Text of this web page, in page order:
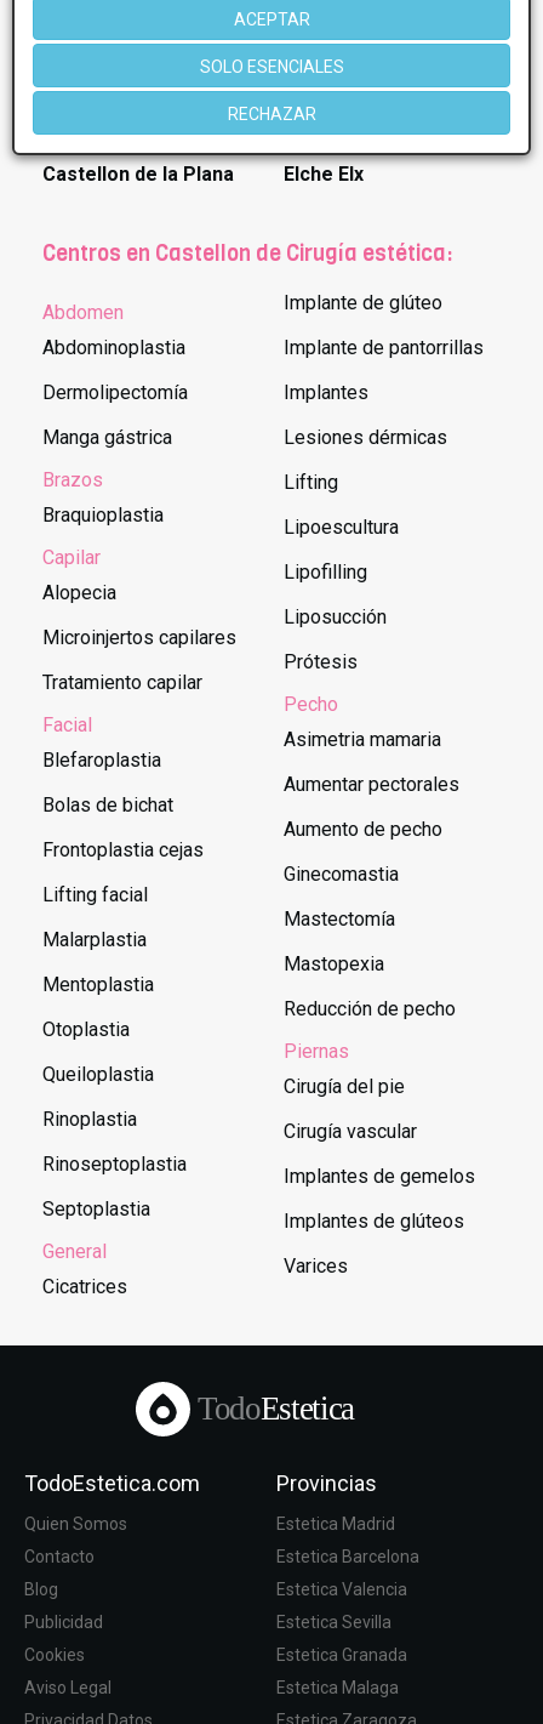
ACEPTAR
SOLO ESENCIALES
RECHAZAR
tratamiento y centro elegidos. Consulte los centros para conocer las
ofertas y descuentos que ofrecen.
Poblaciones en Castellon:
Castellon de la Plana Elche Elx
Centros en Castellon de Cirugía estética:
Abdomen
Abdominoplastia
Dermolipectomía
Manga gástrica
Brazos
Braquioplastia
Capilar
Alopecia
Microinjertos capilares
Tratamiento capilar
Facial
Blefaroplastia
Bolas de bichat
Frontoplastia cejas
Lifting facial
Malarplastia
Mentoplastia
Otoplastia
Queiloplastia
Rinoplastia
Rinoseptoplastia
Septoplastia
General
Cicatrices
Implante de glúteo
Implante de pantorrillas
Implantes
Lesiones dérmicas
Lifting
Lipoescultura
Lipofilling
Liposucción
Prótesis
Pecho
Asimetria mamaria
Aumentar pectorales
Aumento de pecho
Ginecomastia
Mastectomía
Mastopexia
Reducción de pecho
Piernas
Cirugía del pie
Cirugía vascular
Implantes de gemelos
Implantes de glúteos
Varices
TodoEstetica
TodoEstetica.com
Quien Somos
Contacto
Blog
Publicidad
Cookies
Aviso Legal
Privacidad Datos
Provincias
Estetica Madrid
Estetica Barcelona
Estetica Valencia
Estetica Sevilla
Estetica Granada
Estetica Malaga
Estetica Zaragoza